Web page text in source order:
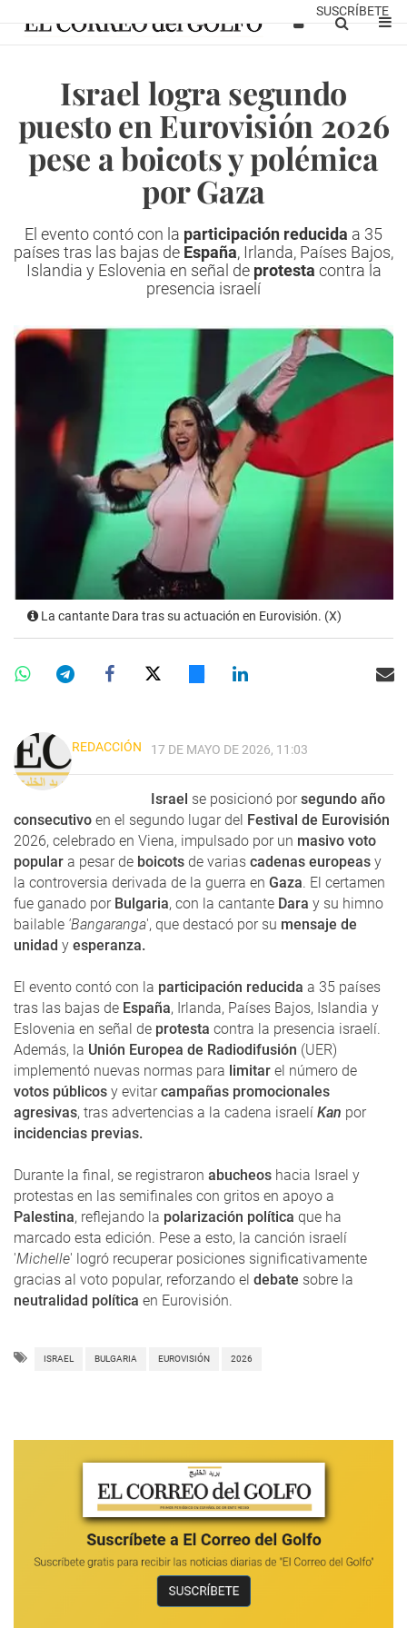
SUSCRÍBETE
Israel logra segundo
puesto en Eurovisión 2026
pese a boicots y polémica
por Gaza
El evento contó con la participación reducida a 35
países tras las bajas de España, Irlanda, Países Bajos,
Islandia y Eslovenia en señal deprotesta contra la
presencia israelí
La cantante Dara tras su actuación en Eurovisión. (X)
REDACCIÓN 17 DE MAYO DE 2026, 11:03
Israel se posicionó porsegundo año
consecutivo en el segundo lugar del Festival de Eurovisión
2026, celebrado en Viena, impulsado por un masivo voto
popular a pesar de boicots de varias cadenas europeas y
la controversia derivada de la guerra en Gaza. El certamen
fue ganado por Bulgaria, con la cantante Dara y su himno
bailable 'Bangaranga', que destacó por su mensaje de
unidad y esperanza.
El evento contó con la participación reducida a 35 países
tras las bajas de España, Irlanda, Países Bajos, Islandia y
Eslovenia en señal de protesta contra la presencia israelí.
Además, la Unión Europea de Radiodifusión (UER)
implementó nuevas normas para limitar el número de
votos públicos y evitarcampañas promocionales
agresivas, tras advertencias a la cadena israelí Kan por
incidencias previas.
Durante la final, se registraron abucheos hacia Israel y
protestas en las semifinales con gritos en apoyo a
Palestina, reflejando la polarización política que ha
marcado esta edición. Pese a esto, la canción israelí
'Michelle' logró recuperar posiciones significativamente
gracias al voto popular, reforzando el debate sobre la
neutralidad política en Eurovisión.
ISRAEL BULGARIA EUROVISIÓN 2026